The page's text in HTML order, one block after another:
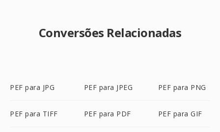
Conversões Relacionadas
PEF para JPG PEF para JPEG PEF para PNG
PEF para TIFF PEF para PDF PEF para GIF